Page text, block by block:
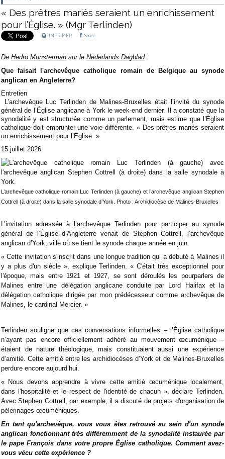
« Des prêtres mariés seraient un enrichissement
pour l’Église. » (Mgr Terlinden)
IMPRIMER Share
De Hedro Munsterman sur le Nederlands Dagblad:
Que faisait l'archevêque catholique romain de Belgique au synode
anglican en Angleterre?
Entretien
L’archevêque Luc Terlinden de Malines-Bruxelles était l’invité du synode
général de l’Église anglicane à York le week-end dernier. Il a constaté que la
synodalité y est structurée comme un parlement, mais estime que l’Église
catholique doit emprunter une voie différente. « Des prêtres mariés seraient
un enrichissement pour l’Église. »
15 juillet 2026
L’archevêque catholique romain Luc Terlinden (à gauche) et l’archevêque anglican Stephen
Cottrell (à droite) dans la salle synodale d’York. Photo : Archidiocèse de Malines-Bruxelles
L’invitation adressée à l’archevêque Terlinden pour participer au synode
général de l’Église d’Angleterre venait de Stephen Cottrell, l’archevêque
anglican d’York, ville où se tient le synode chaque année en juin.
« Cette invitation s'inscrit dans une longue tradition qui a débuté à Malines il
y a plus d'un siècle », explique Terlinden. « C'était très exceptionnel pour
l'époque, mais entre 1921 et 1927, se sont déroulés les pourparlers de
Malines entre une délégation anglicane conduite par Lord Halifax et la
délégation catholique dirigée par mon prédécesseur comme archevêque de
Malines, le cardinal Mercier. »
Terlinden souligne que ces conversations informelles – l’Église catholique
n’ayant pas encore officiellement adhéré au mouvement œcuménique –
étaient de nature théologique, mais constituaient aussi une expérience
d’amitié. Cette amitié entre les archidiocèses d’York et de Malines-Bruxelles
perdure encore aujourd’hui.
« Nous devons apprendre à vivre cette amitié œcuménique localement,
dans l'hospitalité et le respect de l'identité de chacun », déclare Terlinden.
Avec Stephen Cottrell, par exemple, il a discuté de projets d'organisation de
pèlerinages œcuméniques.
En tant qu'archevêque, vous vous êtes retrouvé au sein d'un synode
anglican fonctionnant très différemment de la synodalité instaurée par
le pape François dans votre propre Église catholique. Comment avez-
vous vécu cette expérience ?